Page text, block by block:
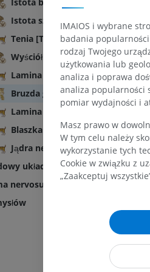
Istota szara
Tenia [Taenia] telae
Wyściółka
Lamina epithelialis
Bruzda graniczna
Lamina alaris
Blaszka podstawna
Jądra nerwów czaszkowych
układ nerwowy
nervosum autonomicum
Bydło - Osteologia
Ilustracje
IMAIOS i wybrane
badania
rodzaj Twojego
użytkowania lub
analiza i poprawa
analiza popularności
pomiar wydajności i
Masz prawo w
W tym celu należy
wykorzystanie tych
Cookie w związku z
„Zaakceptuj